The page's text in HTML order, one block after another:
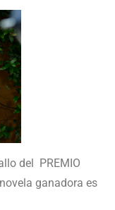
del PREMIO
ganadora es